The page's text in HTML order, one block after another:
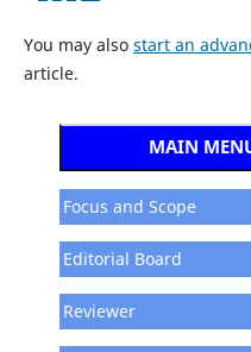
You may also start an
article.
MAIN
Focus and Scope
Editorial Board
Reviewer